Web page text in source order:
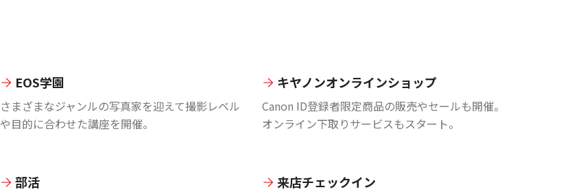
EOS学園
さまざまなジャンルの写真家を迎えて撮影レベル
や目的に合わせた講座を開催。
キヤノンオンラインショップ
Canon ID登録者限定商品の販売やセールも開催。
オンライン下取りサービスもスタート。
部活 来店チェックイン